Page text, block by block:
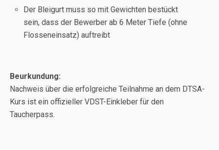
Der Bleigurt muss so mit Gewichten bestückt
sein, dass der Bewerber ab 6 Meter Tiefe (ohne
Flosseneinsatz) auftreibt
Beurkundung:
Nachweis über die erfolgreiche Teilnahme an dem DTSA-
Kurs ist ein offizieller VDST-Einkleber für den
Taucherpass.